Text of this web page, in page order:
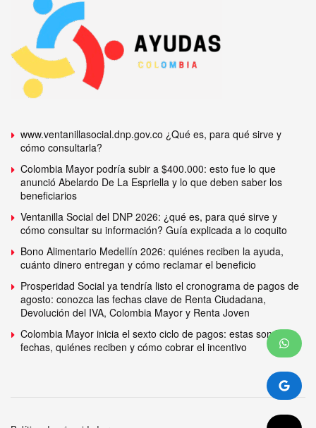
www.ventanillasocial.dnp.gov.co ¿Qué es, para qué sirve y
cómo consultarla?
Colombia Mayor podría subir a $400.000: esto fue lo que
anunció Abelardo De La Espriella y lo que deben saber los
beneficiarios
Ventanilla Social del DNP 2026: ¿qué es, para qué sirve y
cómo consultar su información? Guía explicada a lo coquito
Bono Alimentario Medellín 2026: quiénes reciben la ayuda,
cuánto dinero entregan y cómo reclamar el beneficio
Prosperidad Social ya tendría listo el cronograma de pagos de
agosto: conozca las fechas clave de Renta Ciudadana,
Devolución del IVA, Colombia Mayor y Renta Joven
Colombia Mayor inicia el sexto ciclo de pagos: estas son las
fechas, quiénes reciben y cómo cobrar el incentivo